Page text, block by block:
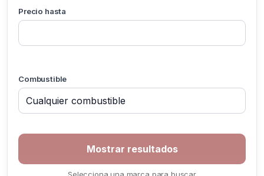
Precio hasta
Combustible